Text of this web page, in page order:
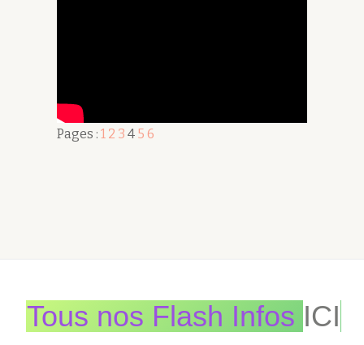
Pages : 1 2 3 4 5 6
Tous nos Flash Infos ICI